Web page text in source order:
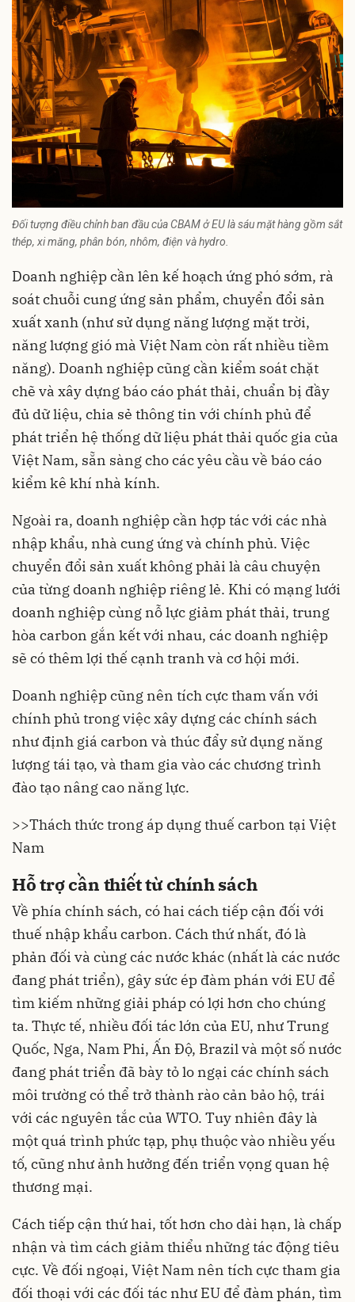
Đối tượng điều chỉnh ban đầu của CBAM ở EU là sáu mặt hàng gồm sắt
thép, xi măng, phân bón, nhôm, điện và hydro.
Doanh nghiệp cần lên kế hoạch ứng phó sớm, rà
soát chuỗi cung ứng sản phẩm, chuyển đổi sản
xuất xanh (như sử dụng năng lượng mặt trời,
năng lượng gió mà Việt Nam còn rất nhiều tiềm
năng). Doanh nghiệp cũng cần kiểm soát chặt
chẽ và xây dựng báo cáo phát thải, chuẩn bị đầy
đủ dữ liệu, chia sẻ thông tin với chính phủ để
phát triển hệ thống dữ liệu phát thải quốc gia của
Việt Nam, sẵn sàng cho các yêu cầu về báo cáo
kiểm kê khí nhà kính.
Ngoài ra, doanh nghiệp cần hợp tác với các nhà
nhập khẩu, nhà cung ứng và chính phủ. Việc
chuyển đổi sản xuất không phải là câu chuyện
của từng doanh nghiệp riêng lẻ. Khi có mạng lưới
doanh nghiệp cùng nỗ lực giảm phát thải, trung
hòa carbon gắn kết với nhau, các doanh nghiệp
sẽ có thêm lợi thế cạnh tranh và cơ hội mới.
Doanh nghiệp cũng nên tích cực tham vấn với
chính phủ trong việc xây dựng các chính sách
như định giá carbon và thúc đẩy sử dụng năng
lượng tái tạo, và tham gia vào các chương trình
đào tạo nâng cao năng lực.
>>Thách thức trong áp dụng thuế carbon tại Việt
Nam
Hỗ trợ cần thiết từ chính sách
Về phía chính sách, có hai cách tiếp cận đối với
thuế nhập khẩu carbon. Cách thứ nhất, đó là
phản đối và cùng các nước khác (nhất là các nước
đang phát triển), gây sức ép đàm phán với EU để
tìm kiếm những giải pháp có lợi hơn cho chúng
ta. Thực tế, nhiều đối tác lớn của EU, như Trung
Quốc, Nga, Nam Phi, Ấn Độ, Brazil và một số nước
đang phát triển đã bày tỏ lo ngại các chính sách
môi trường có thể trở thành rào cản bảo hộ, trái
với các nguyên tắc của WTO. Tuy nhiên đây là
một quá trình phức tạp, phụ thuộc vào nhiều yếu
tố, cũng như ảnh hưởng đến triển vọng quan hệ
thương mại.
Cách tiếp cận thứ hai, tốt hơn cho dài hạn, là chấp
nhận và tìm cách giảm thiểu những tác động tiêu
cực. Về đối ngoại, Việt Nam nên tích cực tham gia
đối thoại với các đối tác như EU để đàm phán, tìm